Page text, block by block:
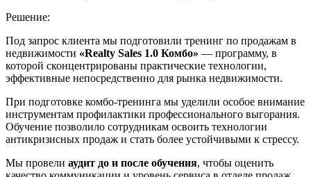
Решение:
Под запрос клиента мы подготовили тренинг по продажам в
недвижимости «Realty Sales 1.0 Комбо» — программу, в
которой сконцентрированы практические технологии,
эффективные непосредственно для рынка недвижимости.
При подготовке комбо-тренинга мы уделили особое внимание
инструментам профилактики профессионального выгорания.
Обучение позволило сотрудникам освоить технологии
антикризисных продаж и стать более устойчивыми к стрессу.
Мы провели аудит до и после обучения, чтобы оценить